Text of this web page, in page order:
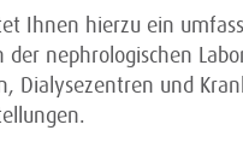
Ihnen hierzu ein
der nephrologischen
Dialysezentren und